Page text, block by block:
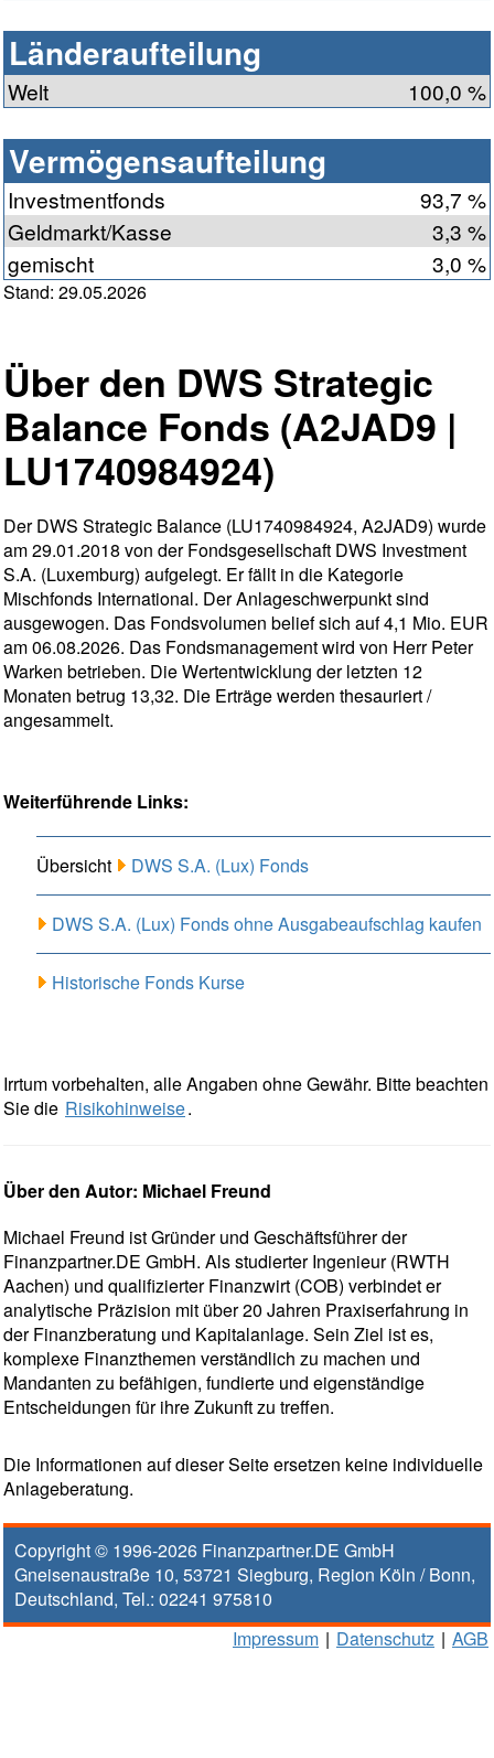
Länderaufteilung
Welt 100,0 %
Vermögensaufteilung
Investmentfonds
93,7 %
Geldmarkt/Kasse
3,3 %
gemischt
3,0 %
Stand: 29.05.2026
Über den DWS Strategic
Balance Fonds (A2JAD9 |
LU1740984924)
Der DWS Strategic Balance (LU1740984924, A2JAD9) wurde
am 29.01.2018 von der Fondsgesellschaft DWS Investment
S.A. (Luxemburg) aufgelegt. Er fällt in die Kategorie
Mischfonds International. Der Anlageschwerpunkt sind
ausgewogen. Das Fondsvolumen belief sich auf 4,1 Mio. EUR
am 06.08.2026. Das Fondsmanagement wird von Herr Peter
Warken betrieben. Die Wertentwicklung der letzten 12
Monaten betrug 13,32. Die Erträge werden thesauriert /
angesammelt.
Weiterführende Links:
Übersicht DWS S.A. (Lux) Fonds
DWS S.A. (Lux) Fonds ohne Ausgabeaufschlag kaufen
Historische Fonds Kurse
Irrtum vorbehalten, alle Angaben ohne Gewähr. Bitte beachten
Sie die Risikohinweise.
Über den Autor: Michael Freund
Michael Freund ist Gründer und Geschäftsführer der
Finanzpartner.DE GmbH. Als studierter Ingenieur (RWTH
Aachen) und qualifizierter Finanzwirt (COB) verbindet er
analytische Präzision mit über 20 Jahren Praxiserfahrung in
der Finanzberatung und Kapitalanlage. Sein Ziel ist es,
komplexe Finanzthemen verständlich zu machen und
Mandanten zu befähigen, fundierte und eigenständige
Entscheidungen für ihre Zukunft zu treffen.
Die Informationen auf dieser Seite ersetzen keine individuelle
Anlageberatung.
Copyright © 1996-2026 Finanzpartner.DE GmbH
Gneisenaustraße 10, 53721 Siegburg, Region Köln / Bonn,
Deutschland, Tel.: 02241 975810
Impressum | Datenschutz | AGB